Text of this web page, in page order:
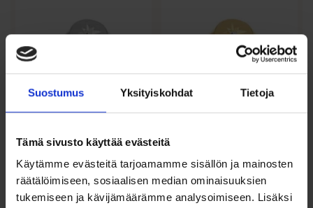
Suostumus Yksityiskohdat Tietoja
Tämä sivusto käyttää evästeitä
Käytämme evästeitä tarjoamamme sisällön ja mainosten
räätälöimiseen, sosiaalisen median ominaisuuksien
tukemiseen ja kävijämäärämme analysoimiseen. Lisäksi
Hopeakastesormus
ovaali kanta...
29,00€
Hopeakastesormus
ovaali kanta...
29,00€